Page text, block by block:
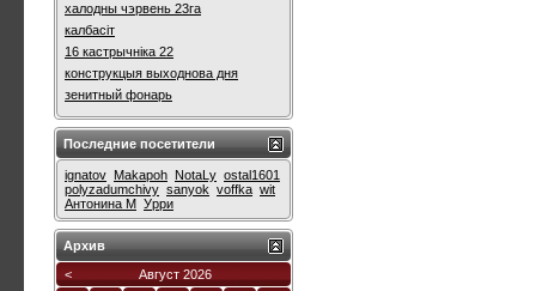
халодны чэрвень 23га
калбасіт
16 кастрычніка 22
конструкцыя выходнова дня
зенитный фонарь
Последние посетители
ignatov Makapoh NotaLy ostal1601
polyzadumchivy sanyok voffka wit
Антонина М Урри
Архив
<
Август 2026